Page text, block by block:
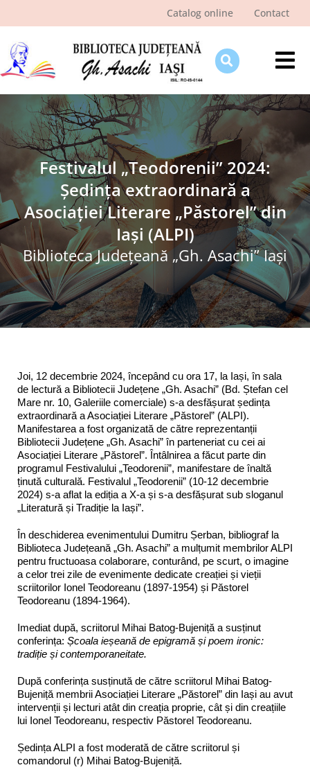
Catalog online Contact
Despre bibliotecă
Pagina cititorului
Ştiri şi evenimente
Programe şi proiecte
Interes public
Festivalul „Teodorenii” 2024:
Ședința extraordinară a
Asociației Literare „Păstorel” din
Iași (ALPI)
Biblioteca Judeţeană „Gh. Asachi” Iaşi
Joi, 12 decembrie 2024, începând cu ora 17, la Iași, în sala
de lectură a Bibliotecii Județene „Gh. Asachi” (Bd. Ștefan cel
Mare nr. 10, Galeriile comerciale) s-a desfășurat ședința
extraordinară a Asociației Literare „Păstorel” (ALPI).
Manifestarea a fost organizată de către reprezentanții
Bibliotecii Județene „Gh. Asachi” în parteneriat cu cei ai
Asociației Literare „Păstorel”. Întâlnirea a făcut parte din
programul Festivalului „Teodorenii”, manifestare de înaltă
ținută culturală. Festivalul „Teodorenii” (10-12 decembrie
2024) s-a aflat la ediția a X-a și s-a desfășurat sub sloganul
„Literatură și Tradiție la Iași”.
În deschiderea evenimentului Dumitru Șerban, bibliograf la
Biblioteca Județeană „Gh. Asachi” a mulțumit membrilor ALPI
pentru fructuoasa colaborare, conturând, pe scurt, o imagine
a celor trei zile de evenimente dedicate creației și vieții
scriitorilor Ionel Teodoreanu (1897-1954) și Păstorel
Teodoreanu (1894-1964).
Imediat după, scriitorul Mihai Batog-Bujeniță a susținut
conferința: Școala ieșeană de epigramă și poem ironic:
tradiție și contemporaneitate.
După conferința susținută de către scriitorul Mihai Batog-
Bujeniță membrii Asociației Literare „Păstorel” din Iași au avut
intervenții și lecturi atât din creația proprie, cât și din creațiile
lui Ionel Teodoreanu, respectiv Păstorel Teodoreanu.
Ședința ALPI a fost moderată de către scriitorul și
comandorul (r) Mihai Batog-Bujeniță.